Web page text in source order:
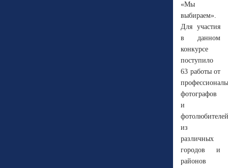
«Мы
выбираем».
Для участия
в данном
конкурсе
поступило
63 работы от
фотографов
и
фотолюбителей
из
различных
городов и
районов